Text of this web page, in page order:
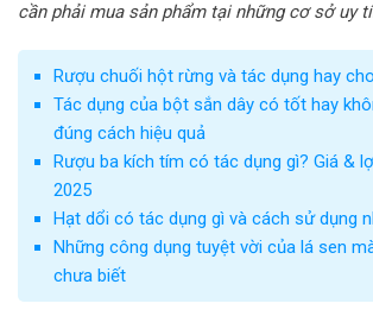
cần phải mua sản phẩm tại những cơ sở uy
Rượu chuối hột rừng và tác dụng hay
Tác dụng của bột sắn dây có tốt hay
đúng cách hiệu quả
Rượu ba kích tím có tác dụng gì? Giá &
2025
Hạt dổi có tác dụng gì và cách sử dụng
Những công dụng tuyệt vời của lá sen
chưa biết